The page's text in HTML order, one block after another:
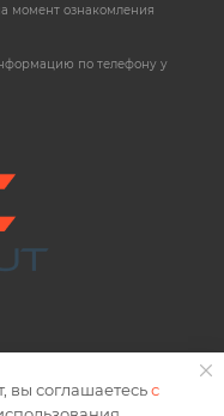
момент ознакомления
по телефону у
вы соглашаетесьс